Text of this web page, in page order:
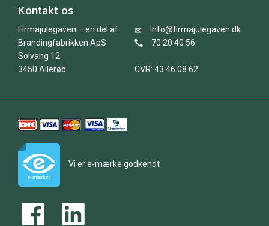
Kontakt os
Firmajulegaven – en del af
Brandingfabrikken ApS
Solvang 12
3450 Allerød
info@firmajulegaven.dk
70 20 40 56
CVR: 43 46 08 62
Vi er e-mærke godkendt